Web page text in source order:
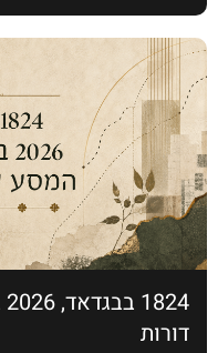
דורות